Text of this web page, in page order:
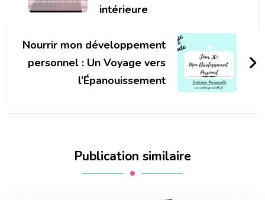
intérieure
Nourrir mon développement
personnel : Un Voyage vers
l’Épanouissement
Publication similaire